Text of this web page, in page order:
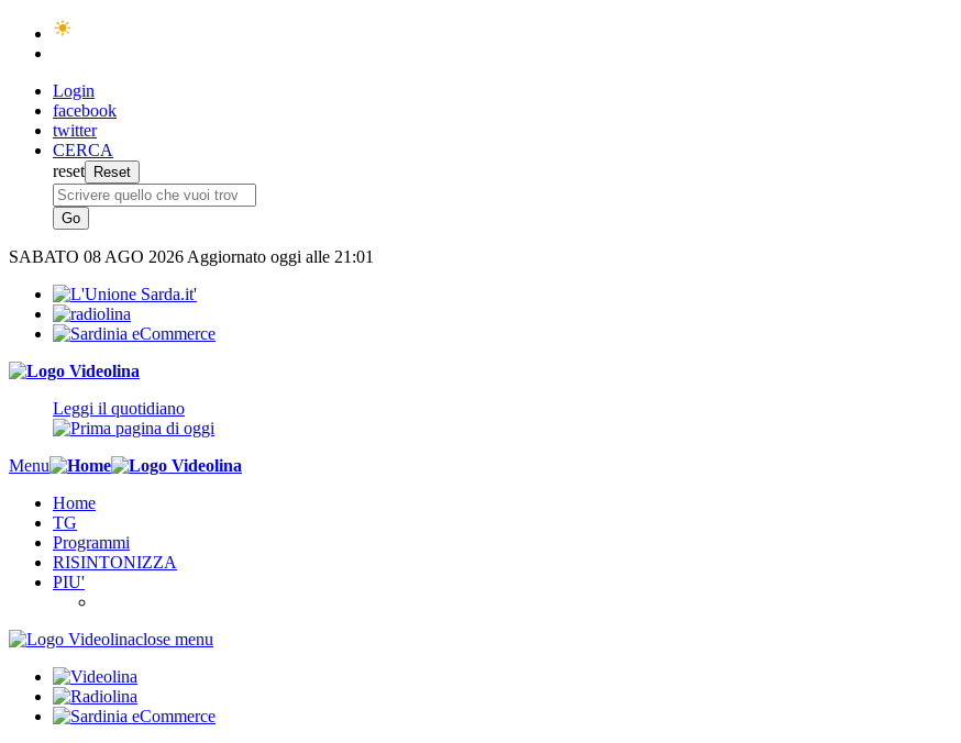
Login
facebook
twitter
CERCA
reset
SABATO 08 AGO 2026 Aggiornato oggi alle 21:01
Leggi il quotidiano
Menu
Home
TG
Programmi
RISINTONIZZA
PIU'
close menu